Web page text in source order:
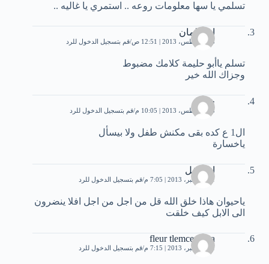
تسلمي يا سها معلومات روعه .. استمري يا غاليه ..
ابوسلمان
28 أغسطس، 2013 | 12:51 ص قم بتسجيل الدخول للرد
تسلم ياأبو حليمة كلامك مضبوط
وجزاك الله خير
خلود
28 أغسطس، 2013 | 10:05 م قم بتسجيل الدخول للرد
ال1 ع كده بقى مكنش طفل ولا بيسأل
ياخسارة
انا طفل
21 ديسمبر، 2013 | 7:05 م قم بتسجيل الدخول للرد
ياحيوان هاذا خلق الله قل من اجل من اجل افلا ينضرون
الى الابل كيف خلقت
fleur tlemcenniya
21 ديسمبر، 2013 | 7:15 م قم بتسجيل الدخول للرد